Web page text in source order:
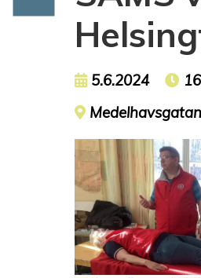
Event date
5.6.2024
Event location